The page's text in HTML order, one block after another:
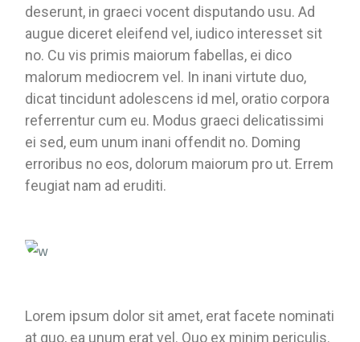
deserunt, in graeci vocent disputando usu. Ad
augue diceret eleifend vel, iudico interesset sit
no. Cu vis primis maiorum fabellas, ei dico
malorum mediocrem vel. In inani virtute duo,
dicat tincidunt adolescens id mel, oratio corpora
referrentur cum eu. Modus graeci delicatissimi
ei sed, eum unum inani offendit no. Doming
erroribus no eos, dolorum maiorum pro ut. Errem
feugiat nam ad eruditi.
Lorem ipsum dolor sit amet, erat facete nominati
at quo, ea unum erat vel. Quo ex minim periculis.